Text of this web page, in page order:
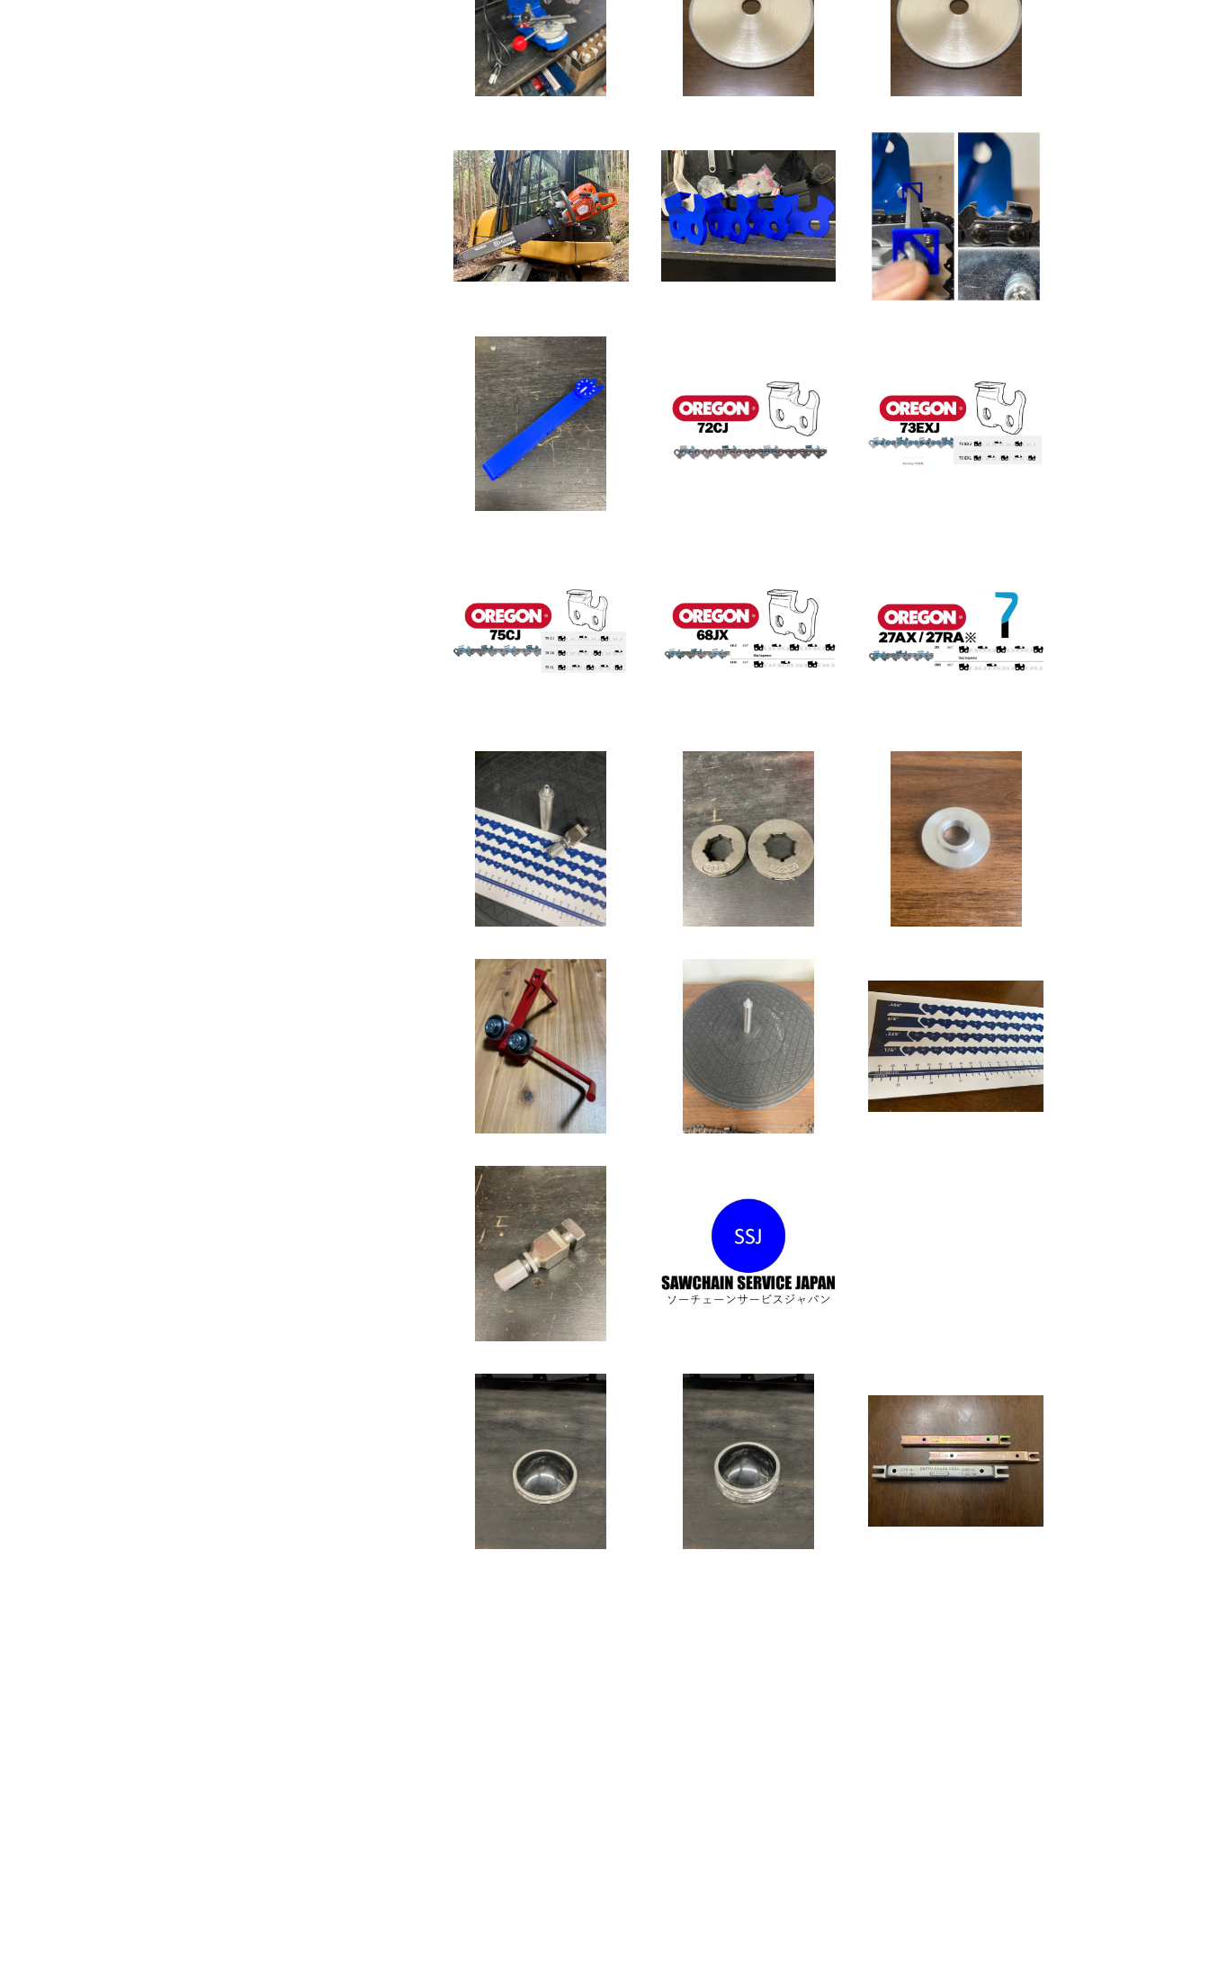
ソーベンチグラインダー
¥28,500
ソーベンチグラインダー用
¥17,500
チェンソーベンチグライン
ダー用
¥20,980
チェンソーホルダー 達人差
し
¥18,800
モデルカッター
¥3,500
1個価格】スクエアファイル
ガイド
¥950
単品】アジャスタブルデプ
スチェッカー
¥3,300
1コマ価格】OREGON 72
CJ (3/8-050-1.3mm)
¥60
1コマ価格】OREGON 73
EXJ (3/8-058-1.5mm)
¥60
1コマ価格】OREGON 75
CJ (3/8-063-1.6mm)
¥60
1コマ価格】OREGON 68
JX (404-063-1.6mm)
¥80
1コマ価格】OREGON 27
AX/27RA (404-063-1.6
mm)
¥80
セット】リールチェーンキ
ット
¥6,070
リム スキップチェーン用
3/8 10T, 404 8T
¥1,000
オートグラインダー用ホイ
ールアダプター
¥4,400
ガイドバー ゲージ修正機
¥2,750
単品】リールチェーンテー
ブル
¥2,500
単品】ソーチェーンカウン
ターステッカー/チェーンス
ケール
¥2,750
単品】アジャスタブルアン
ビル チェーンブレーカー
¥1,450
単品】スクエア用CBNホイ
ール
オレゴン ジェットフィット
2本互換 ナイロンカッター
ヘッド
¥2,500
オレゴン ジェットフィット
4本互換 ナイロンカッター
ヘッド
¥3,000
040、050、060 ハーベス
ター デプスゲージジョイン
ター
¥1,500